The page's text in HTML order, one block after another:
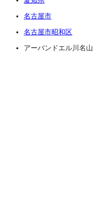
名古屋市
名古屋市昭和区
アーバンドエル川名山